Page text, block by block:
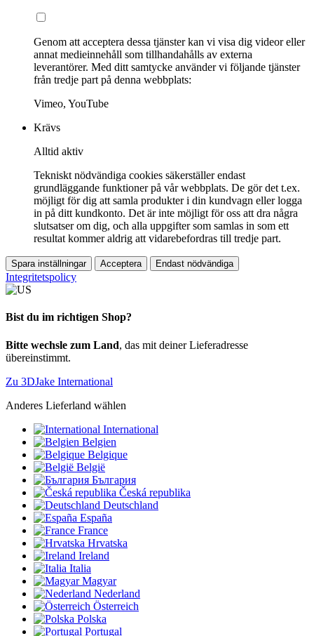
Genom att acceptera dessa tjänster kan vi visa dig videor eller
annat medieinnehåll som tillhandahålls av externa
leverantörer. Med ditt samtycke använder vi följande tjänster
från tredje part på denna webbplats:
Vimeo, YouTube
Krävs
Alltid aktiv
Tekniskt nödvändiga cookies säkerställer endast
grundläggande funktioner på vår webbplats. De gör det t.ex.
möjligt för dig att samla produkter i din kundvagn eller logga
in på ditt kundkonto. Det är inte möjligt för oss att dra några
slutsatser om dig, och alla uppgifter som samlas in som ett
resultat kommer aldrig att vidarebefordras till tredje part.
Spara inställningar Acceptera Endast nödvändiga
Integritetspolicy
Bist du im richtigen Shop?
Bitte wechsle zum Land, das mit deiner Lieferadresse
übereinstimmt.
Zu 3DJake International
Anderes Lieferland wählen
International
Belgien
Belgique
België
България
Česká republika
Deutschland
España
France
Hrvatska
Ireland
Italia
Magyar
Nederland
Österreich
Polska
Portugal